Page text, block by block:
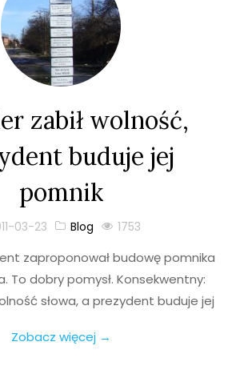
zabił wolność,
buduje jej
pomnik
03-23 Blog 1753
zaproponował budowę pomnika
To dobry pomysł. Konsekwentny:
słowa, a prezydent buduje jej
Zobacz więcej →